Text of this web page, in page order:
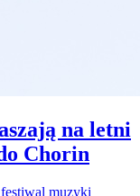
na letni
Chorin